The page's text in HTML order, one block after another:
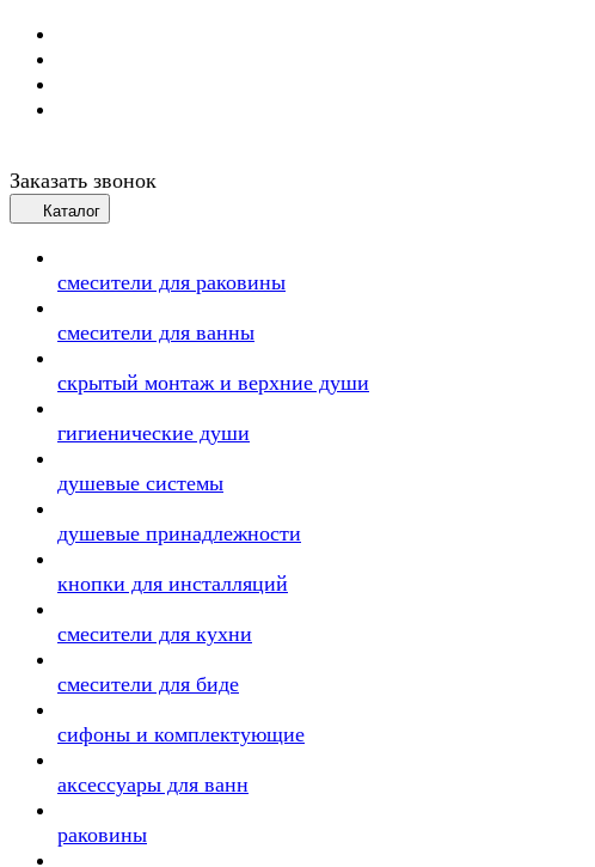
Заказать звонок
Каталог
смесители для раковины
смесители для ванны
скрытый монтаж и верхние души
гигиенические души
душевые системы
душевые принадлежности
кнопки для инсталляций
смесители для кухни
смесители для биде
сифоны и комплектующие
аксессуары для ванн
раковины